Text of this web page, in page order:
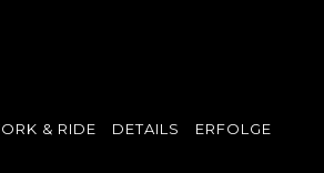
& RIDE DETAILS ERFOLGE